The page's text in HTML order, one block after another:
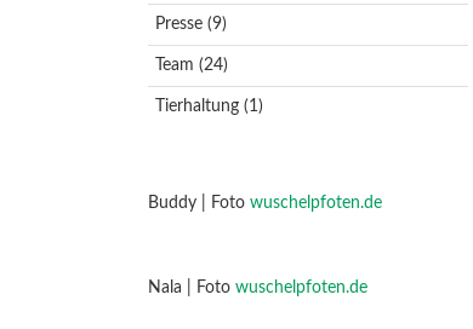
Presse (9)
Team (24)
Tierhaltung (1)
Buddy | Foto wuschelpfoten.de
Nala | Foto wuschelpfoten.de